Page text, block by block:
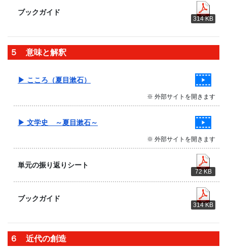
ブックガイド
314 KB
５ 意味と解釈
▶ こころ（夏目漱石）
※ 外部サイトを開きます
▶ 文学史 ～夏目漱石～
※ 外部サイトを開きます
単元の振り返りシート
72 KB
ブックガイド
314 KB
６ 近代の創造